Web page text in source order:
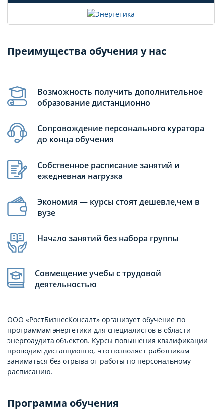
Преимущества обучения у нас
Возможность получить дополнительное
образование дистанционно
Сопровождение персонального куратора
до конца обучения
Собственное расписание занятий и
ежедневная нагрузка
Экономия — курсы стоят дешевле,чем в
вузе
Начало занятий без набора группы
Совмещение учебы с трудовой
деятельностью
ООО «РостБизнесКонсалт» организует обучение по
программам энергетики для специалистов в области
энергоаудита объектов. Курсы повышения квалификации
проводим дистанционно, что позволяет работникам
заниматься без отрыва от работы по персональному
расписанию.
Программа обучения